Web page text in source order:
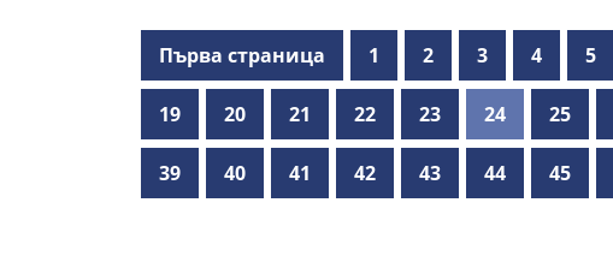
Първа страница 1 2 3 4 5
19 20 21 22 23 24 25
39 40 41 42 43 44 45